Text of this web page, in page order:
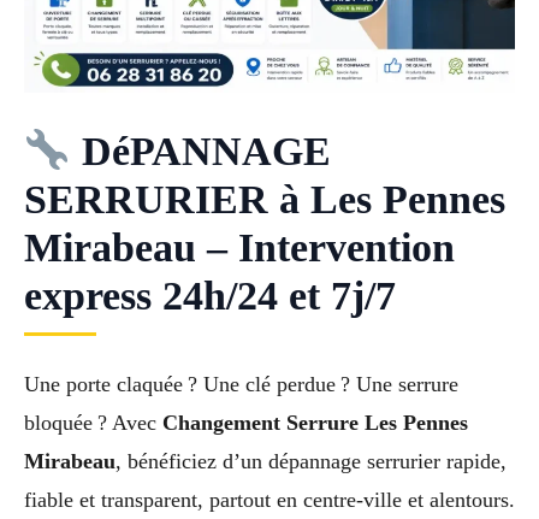
DéPANNAGE
SERRURIER à Les Pennes
Mirabeau – Intervention
express 24h/24 et 7j/7
Une porte claquée ? Une clé perdue ? Une serrure
bloquée ? Avec Changement Serrure Les Pennes
Mirabeau, bénéficiez d’un dépannage serrurier rapide,
fiable et transparent, partout en centre-ville et alentours.